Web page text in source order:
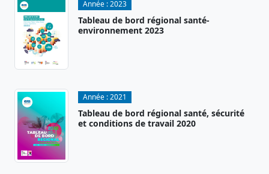
Année :2023
Tableau de bord régional santé-
environnement 2023
Année :2021
Tableau de bord régional santé, sécurité
et conditions de travail 2020